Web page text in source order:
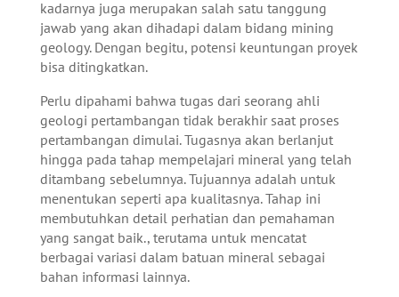
kadarnya juga merupakan salah satu tanggung
jawab yang akan dihadapi dalam bidang mining
geology. Dengan begitu, potensi keuntungan proyek
bisa ditingkatkan.
Perlu dipahami bahwa tugas dari seorang ahli
geologi pertambangan tidak berakhir saat proses
pertambangan dimulai. Tugasnya akan berlanjut
hingga pada tahap mempelajari mineral yang telah
ditambang sebelumnya. Tujuannya adalah untuk
menentukan seperti apa kualitasnya. Tahap ini
membutuhkan detail perhatian dan pemahaman
yang sangat baik., terutama untuk mencatat
berbagai variasi dalam batuan mineral sebagai
bahan informasi lainnya.